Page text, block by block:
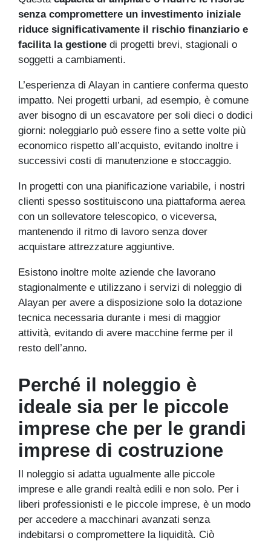
senza compromettere un investimento iniziale
riduce significativamente il rischio finanziario e
facilita la gestione di progetti brevi, stagionali o
soggetti a cambiamenti.
L’esperienza di Alayan in cantiere conferma questo
impatto. Nei progetti urbani, ad esempio, è comune
aver bisogno di un escavatore per soli dieci o dodici
giorni: noleggiarlo può essere fino a sette volte più
economico rispetto all’acquisto, evitando inoltre i
successivi costi di manutenzione e stoccaggio.
In progetti con una pianificazione variabile, i nostri
clienti spesso sostituiscono una piattaforma aerea
con un sollevatore telescopico, o viceversa,
mantenendo il ritmo di lavoro senza dover
acquistare attrezzature aggiuntive.
Esistono inoltre molte aziende che lavorano
stagionalmente e utilizzano i servizi di noleggio di
Alayan per avere a disposizione solo la dotazione
tecnica necessaria durante i mesi di maggior
attività, evitando di avere macchine ferme per il
resto dell’anno.
Perché il noleggio è
ideale sia per le piccole
imprese che per le grandi
imprese di costruzione
Il noleggio si adatta ugualmente alle piccole
imprese e alle grandi realtà edili e non solo. Per i
liberi professionisti e le piccole imprese, è un modo
per accedere a macchinari avanzati senza
indebitarsi o compromettere la liquidità. Ciò